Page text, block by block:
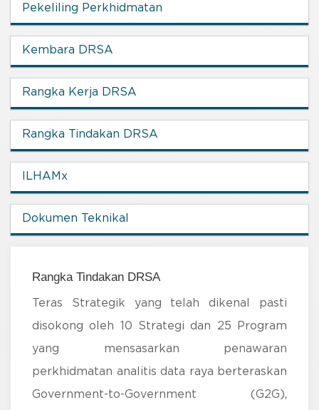
Pekeliling Perkhidmatan
Kembara DRSA
Rangka Kerja DRSA
Rangka Tindakan DRSA
ILHAMx
Dokumen Teknikal
Rangka Tindakan DRSA
Teras Strategik yang telah dikenal pasti
disokong oleh 10 Strategi dan 25 Program
yang mensasarkan penawaran
perkhidmatan analitis data raya berteraskan
Government-to-Government (G2G),